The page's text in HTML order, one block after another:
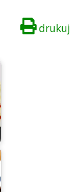
drukuj